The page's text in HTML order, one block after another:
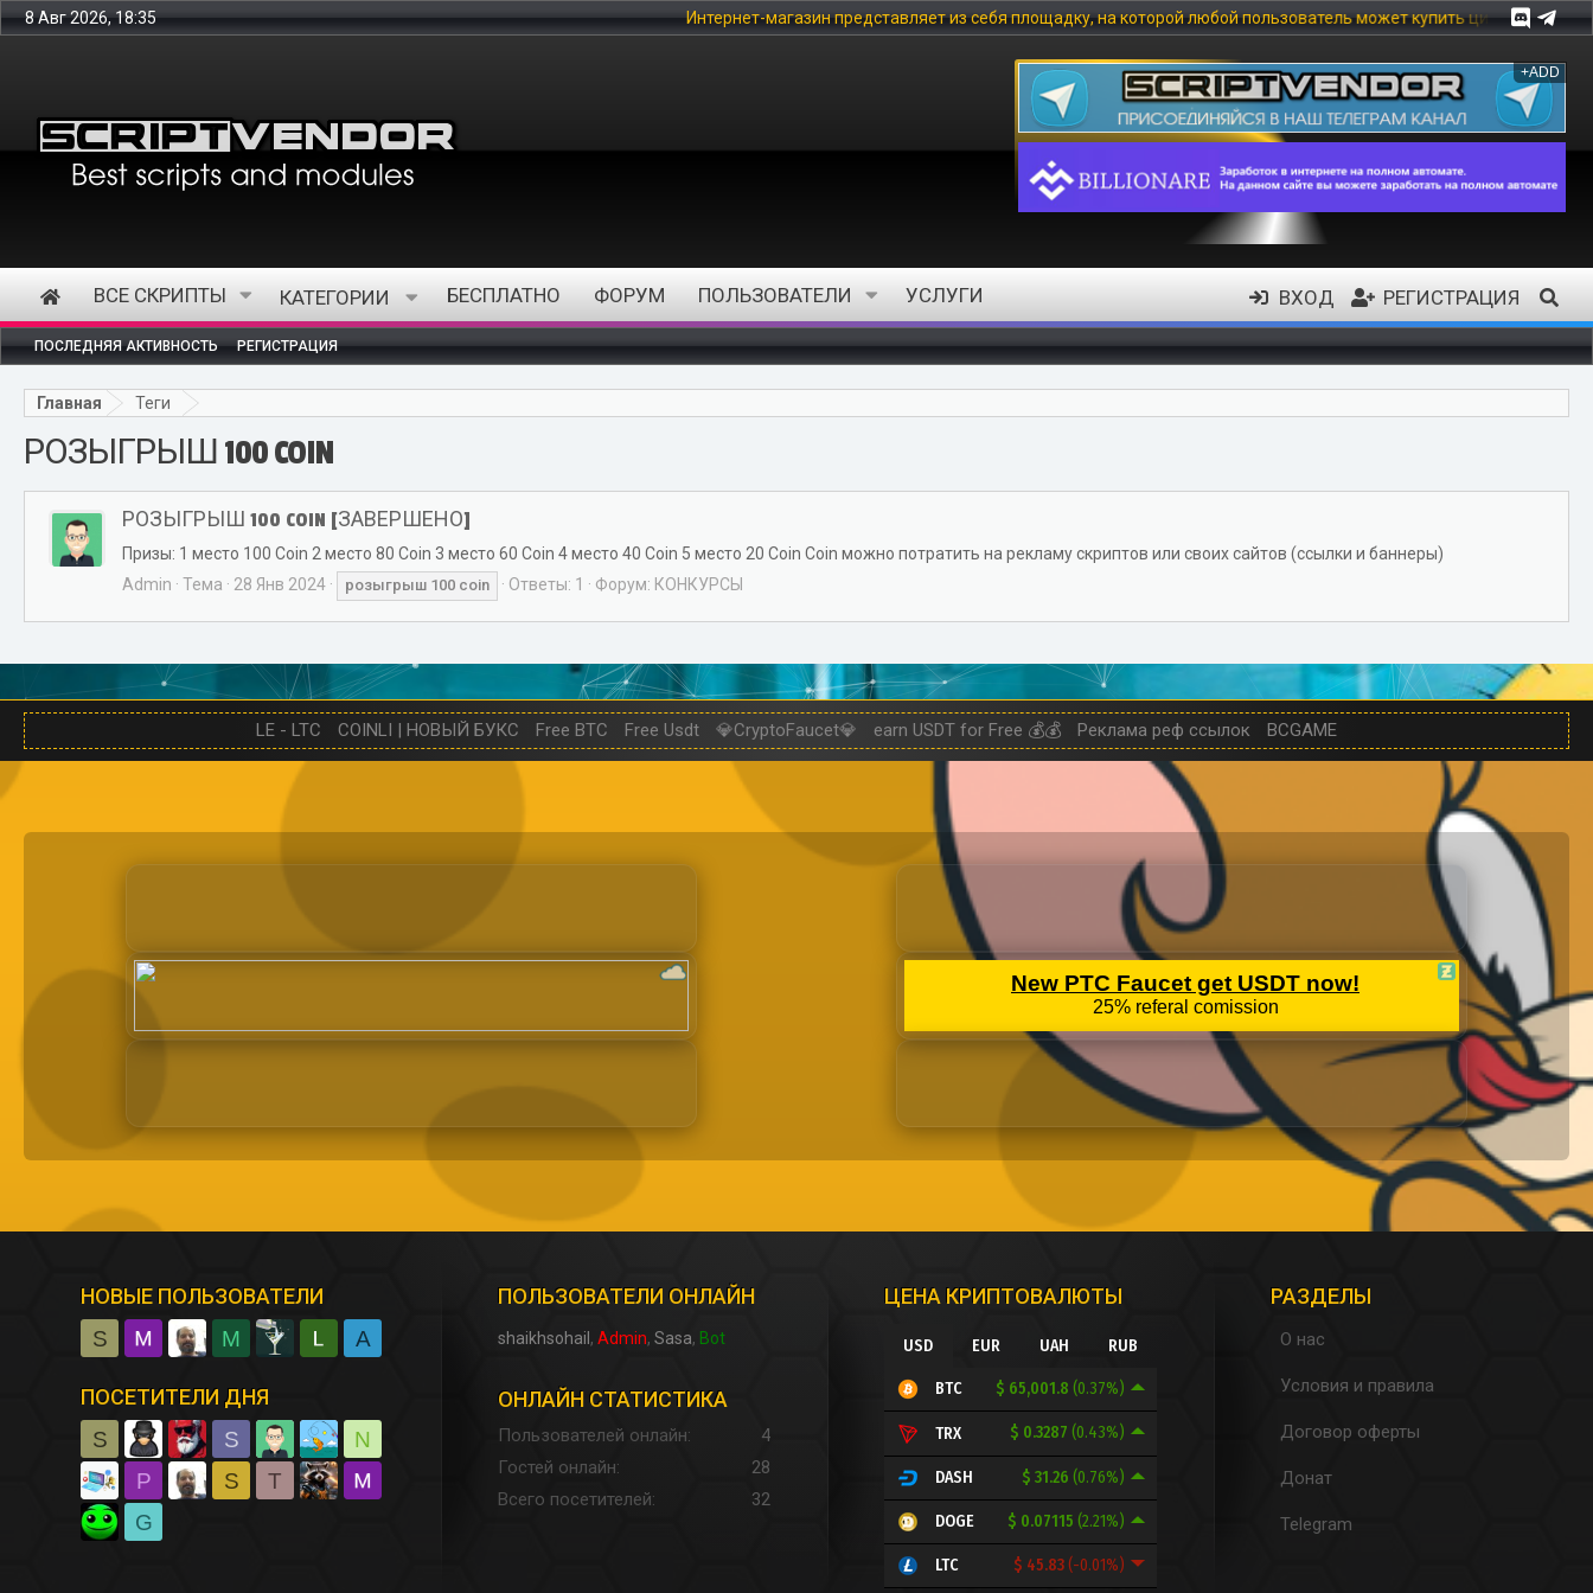
8 Авг 2026, 18:35 Интернет-магазин представляет из себя площадку, на которой любой пользователь может купить цифровой товар, в
+ADD
ВСЕ СКРИПТЫ КАТЕГОРИИ БЕСПЛАТНО ФОРУМ ПОЛЬЗОВАТЕЛИ УСЛУГИ ВХОД РЕГИСТРАЦИЯ
ПОСЛЕДНЯЯ АКТИВНОСТЬ РЕГИСТРАЦИЯ
Главная Теги
РОЗЫГРЫШ 100 COIN
РОЗЫГРЫШ 100 COIN [ЗАВЕРШЕНО]
Призы: 1 место 100 Coin 2 место 80 Coin 3 место 60 Coin 4 место 40 Coin 5 место 20 Coin Coin можно потратить на рекламу скриптов или своих сайтов (ссылки и баннеры)
Admin
Тема 28 Янв 2024 розыгрыш 100 coin Ответы: 1 Форум: КОНКУРСЫ
LE - LTC COINLI | НОВЫЙ БУКС Free BTC Free Usdt 💎CryptoFaucet💎 earn USDT for Free 💰💰 Реклама реф ссылок BCGAME
НОВЫЕ ПОЛЬЗОВАТЕЛИ
S M A
ПОСЕТИТЕЛИ ДНЯ
S S
N
P
S
T
G
ПОЛЬЗОВАТЕЛИ ОНЛАЙН
shaikhsohail Admin Sasa Bot
ОНЛАЙН СТАТИСТИКА
Пользователей онлайн
4
Гостей онлайн
28
Всего посетителей
32
ЦЕНА КРИПТОВАЛЮТЫ
USD EUR UAH RUB
$ 65,001.8(0.37%)
BTC
$ 0.3287(0.43%)
TRX
$ 31.26(0.76%)
DASH
$ 0.07115(2.21%)
DOGE
$ 45.83(-0.01%)
LTC
РАЗДЕЛЫ
О нас
Условия и правила
Договор оферты
Донат
Telegram